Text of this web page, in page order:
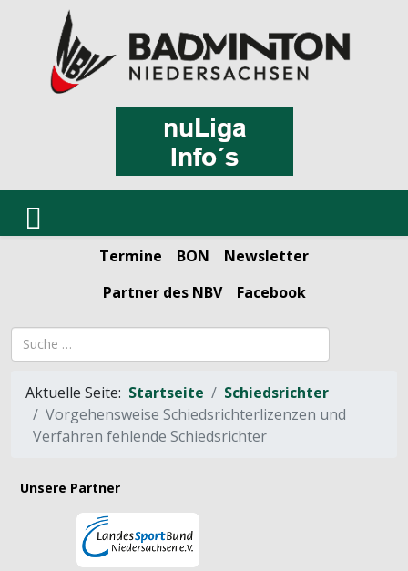
Termine BON
Newsletter
Partner des NBV
Facebook
Suchbegriff
Aktuelle Seite: Startseite
Schiedsrichter
Vorgehensweise Schiedsrichterlizenzen und
Verfahren fehlende Schiedsrichter
Unsere Partner